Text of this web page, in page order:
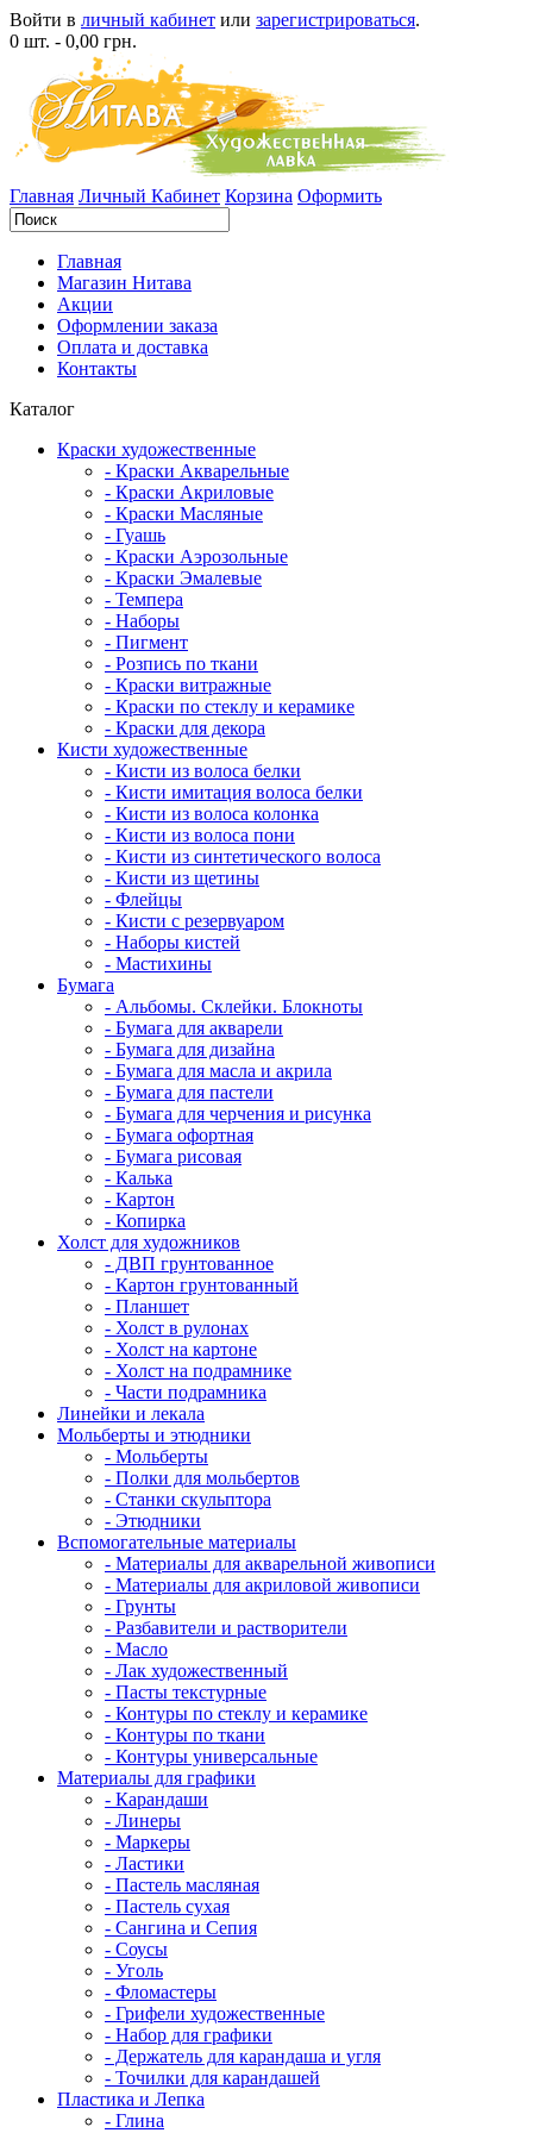
Войти в личный кабинет или зарегистрироваться.
0 шт. - 0,00 грн.
Главная Личный Кабинет Корзина Оформить
Главная
Магазин Нитава
Акции
Оформлении заказа
Оплата и доставка
Контакты
Каталог
Краски художественные
- Краски Акварельные
- Краски Акриловые
- Краски Масляные
- Гуашь
- Краски Аэрозольные
- Краски Эмалевые
- Темпера
- Наборы
- Пигмент
- Розпись по ткани
- Краски витражные
- Краски по стеклу и керамике
- Краски для декора
Кисти художественные
- Кисти из волоса белки
- Кисти имитация волоса белки
- Кисти из волоса колонка
- Кисти из волоса пони
- Кисти из синтетического волоса
- Кисти из щетины
- Флейцы
- Кисти с резервуаром
- Наборы кистей
- Мастихины
Бумага
- Альбомы. Склейки. Блокноты
- Бумага для акварели
- Бумага для дизайна
- Бумага для масла и акрила
- Бумага для пастели
- Бумага для черчения и рисунка
- Бумага офортная
- Бумага рисовая
- Калька
- Картон
- Копирка
Холст для художников
- ДВП грунтованное
- Картон грунтованный
- Планшет
- Холст в рулонах
- Холст на картоне
- Холст на подрамнике
- Части подрамника
Линейки и лекала
Мольберты и этюдники
- Мольберты
- Полки для мольбертов
- Станки скульптора
- Этюдники
Вспомогательные материалы
- Материалы для акварельной живописи
- Материалы для акриловой живописи
- Грунты
- Разбавители и растворители
- Масло
- Лак художественный
- Пасты текстурные
- Контуры по стеклу и керамике
- Контуры по ткани
- Контуры универсальные
Материалы для графики
- Карандаши
- Линеры
- Маркеры
- Ластики
- Пастель масляная
- Пастель сухая
- Сангина и Сепия
- Соусы
- Уголь
- Фломастеры
- Грифели художественные
- Набор для графики
- Держатель для карандаша и угля
- Точилки для карандашей
Пластика и Лепка
- Глина